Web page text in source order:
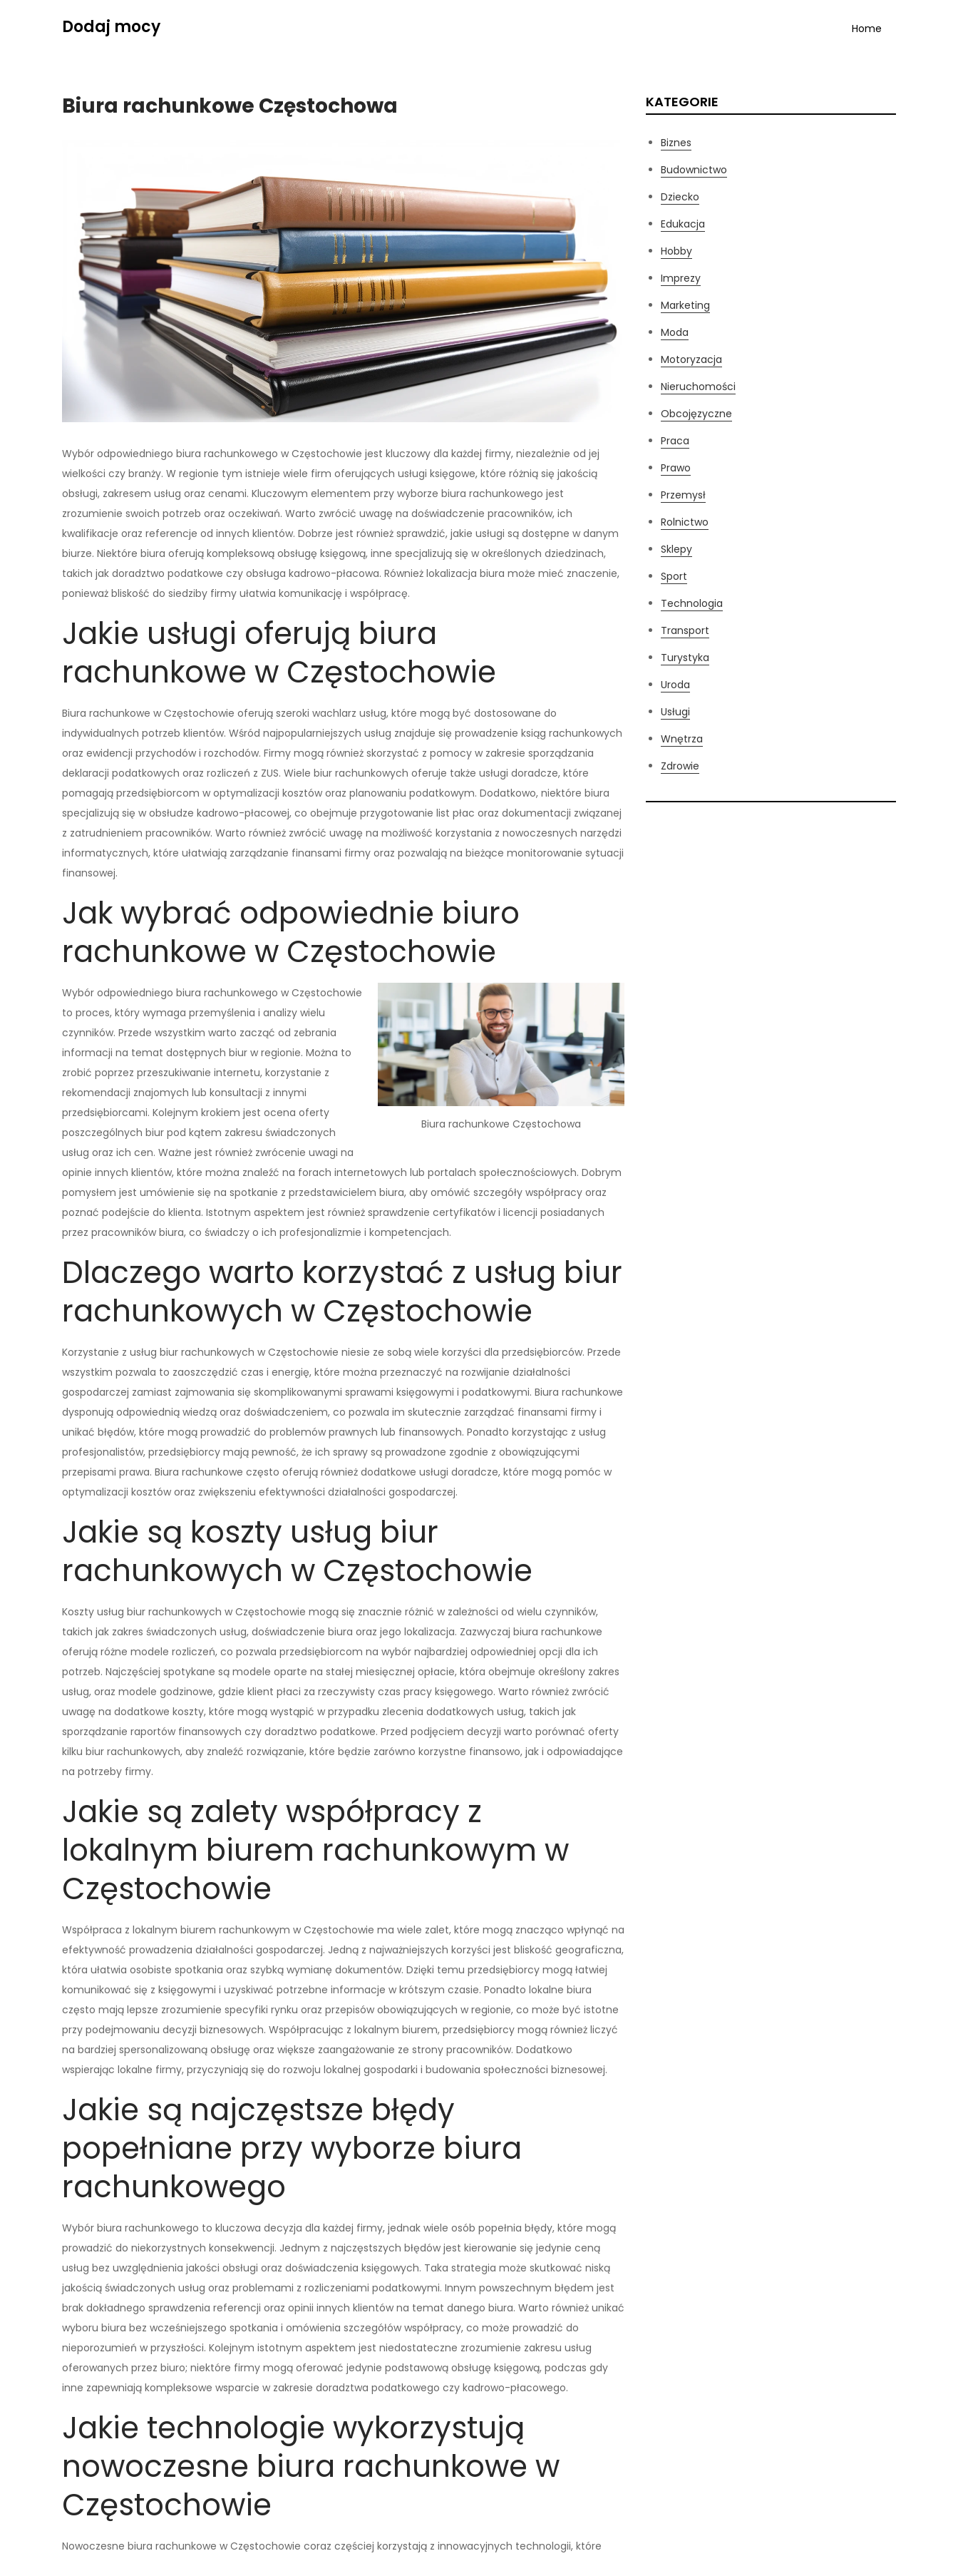
Dodaj mocy Home
Biura rachunkowe Częstochowa
Wybór odpowiedniego biura rachunkowego w Częstochowie jest kluczowy dla każdej firmy, niezależnie od jej
wielkości czy branży. W regionie tym istnieje wiele firm oferujących usługi księgowe, które różnią się jakością
obsługi, zakresem usług oraz cenami. Kluczowym elementem przy wyborze biura rachunkowego jest
zrozumienie swoich potrzeb oraz oczekiwań. Warto zwrócić uwagę na doświadczenie pracowników, ich
kwalifikacje oraz referencje od innych klientów. Dobrze jest również sprawdzić, jakie usługi są dostępne w danym
biurze. Niektóre biura oferują kompleksową obsługę księgową, inne specjalizują się w określonych dziedzinach,
takich jak doradztwo podatkowe czy obsługa kadrowo-płacowa. Również lokalizacja biura może mieć znaczenie,
ponieważ bliskość do siedziby firmy ułatwia komunikację i współpracę.
Jakie usługi oferują biura
rachunkowe w Częstochowie
Biura rachunkowe w Częstochowie oferują szeroki wachlarz usług, które mogą być dostosowane do
indywidualnych potrzeb klientów. Wśród najpopularniejszych usług znajduje się prowadzenie ksiąg rachunkowych
oraz ewidencji przychodów i rozchodów. Firmy mogą również skorzystać z pomocy w zakresie sporządzania
deklaracji podatkowych oraz rozliczeń z ZUS. Wiele biur rachunkowych oferuje także usługi doradcze, które
pomagają przedsiębiorcom w optymalizacji kosztów oraz planowaniu podatkowym. Dodatkowo, niektóre biura
specjalizują się w obsłudze kadrowo-płacowej, co obejmuje przygotowanie list płac oraz dokumentacji związanej
z zatrudnieniem pracowników. Warto również zwrócić uwagę na możliwość korzystania z nowoczesnych narzędzi
informatycznych, które ułatwiają zarządzanie finansami firmy oraz pozwalają na bieżące monitorowanie sytuacji
finansowej.
Jak wybrać odpowiednie biuro
rachunkowe w Częstochowie
Biura rachunkowe Częstochowa
Wybór odpowiedniego biura rachunkowego w Częstochowie
to proces, który wymaga przemyślenia i analizy wielu
czynników. Przede wszystkim warto zacząć od zebrania
informacji na temat dostępnych biur w regionie. Można to
zrobić poprzez przeszukiwanie internetu, korzystanie z
rekomendacji znajomych lub konsultacji z innymi
przedsiębiorcami. Kolejnym krokiem jest ocena oferty
poszczególnych biur pod kątem zakresu świadczonych
usług oraz ich cen. Ważne jest również zwrócenie uwagi na
opinie innych klientów, które można znaleźć na forach internetowych lub portalach społecznościowych. Dobrym
pomysłem jest umówienie się na spotkanie z przedstawicielem biura, aby omówić szczegóły współpracy oraz
poznać podejście do klienta. Istotnym aspektem jest również sprawdzenie certyfikatów i licencji posiadanych
przez pracowników biura, co świadczy o ich profesjonalizmie i kompetencjach.
Dlaczego warto korzystać z usług biur
rachunkowych w Częstochowie
Korzystanie z usług biur rachunkowych w Częstochowie niesie ze sobą wiele korzyści dla przedsiębiorców. Przede
wszystkim pozwala to zaoszczędzić czas i energię, które można przeznaczyć na rozwijanie działalności
gospodarczej zamiast zajmowania się skomplikowanymi sprawami księgowymi i podatkowymi. Biura rachunkowe
dysponują odpowiednią wiedzą oraz doświadczeniem, co pozwala im skutecznie zarządzać finansami firmy i
unikać błędów, które mogą prowadzić do problemów prawnych lub finansowych. Ponadto korzystając z usług
profesjonalistów, przedsiębiorcy mają pewność, że ich sprawy są prowadzone zgodnie z obowiązującymi
przepisami prawa. Biura rachunkowe często oferują również dodatkowe usługi doradcze, które mogą pomóc w
optymalizacji kosztów oraz zwiększeniu efektywności działalności gospodarczej.
Jakie są koszty usług biur
rachunkowych w Częstochowie
Koszty usług biur rachunkowych w Częstochowie mogą się znacznie różnić w zależności od wielu czynników,
takich jak zakres świadczonych usług, doświadczenie biura oraz jego lokalizacja. Zazwyczaj biura rachunkowe
oferują różne modele rozliczeń, co pozwala przedsiębiorcom na wybór najbardziej odpowiedniej opcji dla ich
potrzeb. Najczęściej spotykane są modele oparte na stałej miesięcznej opłacie, która obejmuje określony zakres
usług, oraz modele godzinowe, gdzie klient płaci za rzeczywisty czas pracy księgowego. Warto również zwrócić
uwagę na dodatkowe koszty, które mogą wystąpić w przypadku zlecenia dodatkowych usług, takich jak
sporządzanie raportów finansowych czy doradztwo podatkowe. Przed podjęciem decyzji warto porównać oferty
kilku biur rachunkowych, aby znaleźć rozwiązanie, które będzie zarówno korzystne finansowo, jak i odpowiadające
na potrzeby firmy.
Jakie są zalety współpracy z
lokalnym biurem rachunkowym w
Częstochowie
Współpraca z lokalnym biurem rachunkowym w Częstochowie ma wiele zalet, które mogą znacząco wpłynąć na
efektywność prowadzenia działalności gospodarczej. Jedną z najważniejszych korzyści jest bliskość geograficzna,
która ułatwia osobiste spotkania oraz szybką wymianę dokumentów. Dzięki temu przedsiębiorcy mogą łatwiej
komunikować się z księgowymi i uzyskiwać potrzebne informacje w krótszym czasie. Ponadto lokalne biura
często mają lepsze zrozumienie specyfiki rynku oraz przepisów obowiązujących w regionie, co może być istotne
przy podejmowaniu decyzji biznesowych. Współpracując z lokalnym biurem, przedsiębiorcy mogą również liczyć
na bardziej spersonalizowaną obsługę oraz większe zaangażowanie ze strony pracowników. Dodatkowo
wspierając lokalne firmy, przyczyniają się do rozwoju lokalnej gospodarki i budowania społeczności biznesowej.
Jakie są najczęstsze błędy
popełniane przy wyborze biura
rachunkowego
Wybór biura rachunkowego to kluczowa decyzja dla każdej firmy, jednak wiele osób popełnia błędy, które mogą
prowadzić do niekorzystnych konsekwencji. Jednym z najczęstszych błędów jest kierowanie się jedynie ceną
usług bez uwzględnienia jakości obsługi oraz doświadczenia księgowych. Taka strategia może skutkować niską
jakością świadczonych usług oraz problemami z rozliczeniami podatkowymi. Innym powszechnym błędem jest
brak dokładnego sprawdzenia referencji oraz opinii innych klientów na temat danego biura. Warto również unikać
wyboru biura bez wcześniejszego spotkania i omówienia szczegółów współpracy, co może prowadzić do
nieporozumień w przyszłości. Kolejnym istotnym aspektem jest niedostateczne zrozumienie zakresu usług
oferowanych przez biuro; niektóre firmy mogą oferować jedynie podstawową obsługę księgową, podczas gdy
inne zapewniają kompleksowe wsparcie w zakresie doradztwa podatkowego czy kadrowo-płacowego.
Jakie technologie wykorzystują
nowoczesne biura rachunkowe w
Częstochowie
Nowoczesne biura rachunkowe w Częstochowie coraz częściej korzystają z innowacyjnych technologii, które
KATEGORIE
Biznes
Budownictwo
Dziecko
Edukacja
Hobby
Imprezy
Marketing
Moda
Motoryzacja
Nieruchomości
Obcojęzyczne
Praca
Prawo
Przemysł
Rolnictwo
Sklepy
Sport
Technologia
Transport
Turystyka
Uroda
Usługi
Wnętrza
Zdrowie